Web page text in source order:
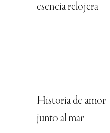
esencia relojera
Historia de amor
junto al mar